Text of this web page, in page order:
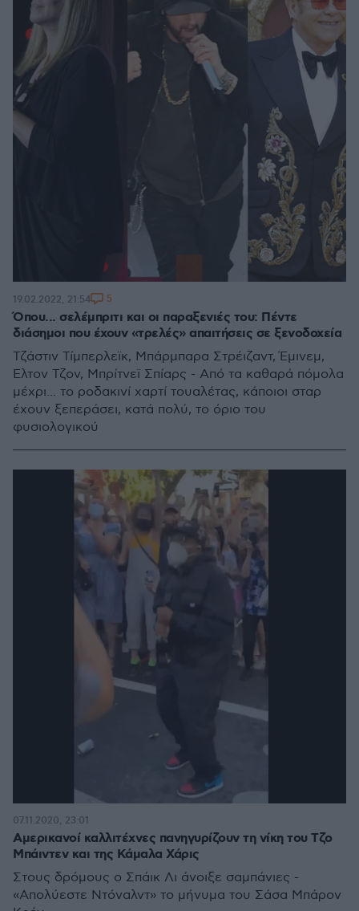
Όπου... σελέμπριτι και οι παραξενιές του: Πέντε
διάσημοι που έχουν «τρελές» απαιτήσεις σε ξενοδοχεία
Τζάστιν Τίμπερλεϊκ, Μπάρμπαρα Στρέιζαντ, Έμινεμ,
Έλτον Τζον, Μπρίτνεϊ Σπίαρς - Από τα καθαρά πόμολα
μέχρι... το ροδακινί χαρτί τουαλέτας, κάποιοι σταρ
έχουν ξεπεράσει, κατά πολύ, το όριο του
φυσιολογικού
19.02.2022, 21:54 5
Αμερικανοί καλλιτέχνες πανηγυρίζουν τη νίκη του Τζο
Μπάιντεν και της Κάμαλα Χάρις
Στους δρόμους ο Σπάικ Λι άνοιξε σαμπάνιες -
«Απολύεστε Ντόναλντ» το μήνυμα του Σάσα Μπάρον
07.11.2020, 23:01